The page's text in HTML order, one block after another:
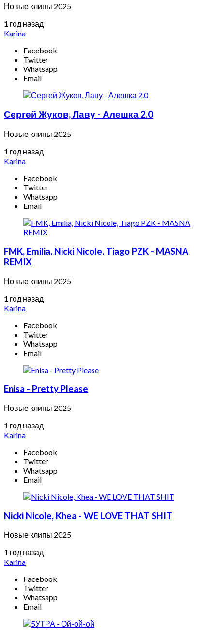
Новые клипы 2025
1 год назад
Karina
Facebook
Twitter
Whatsapp
Email
Сергей Жуков, Лаву - Алешка 2.0
Новые клипы 2025
1 год назад
Karina
Facebook
Twitter
Whatsapp
Email
FMK, Emilia, Nicki Nicole, Tiago PZK - MASNA
REMIX
Новые клипы 2025
1 год назад
Karina
Facebook
Twitter
Whatsapp
Email
Enisa - Pretty Please
Новые клипы 2025
1 год назад
Karina
Facebook
Twitter
Whatsapp
Email
Nicki Nicole, Khea - WE LOVE THAT SHIT
Новые клипы 2025
1 год назад
Karina
Facebook
Twitter
Whatsapp
Email